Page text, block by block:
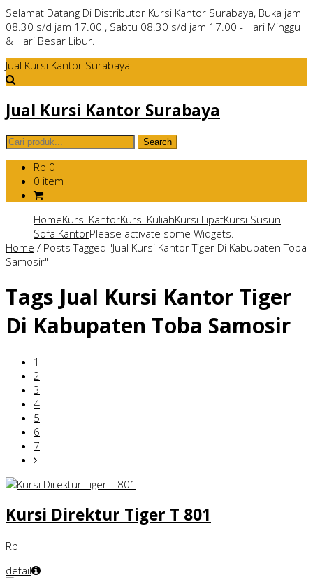
Selamat Datang Di Distributor Kursi Kantor Surabaya, Buka jam
08.30 s/d jam 17.00 , Sabtu 08.30 s/d jam 17.00 - Hari Minggu
& Hari Besar Libur.
Jual Kursi Kantor Surabaya
Jual Kursi Kantor Surabaya
Rp 0
0 item
HomeKursi KantorKursi KuliahKursi LipatKursi Susun
Sofa Kantor
Home / Posts Tagged "Jual Kursi Kantor Tiger Di Kabupaten Toba
Samosir"
Tags Jual Kursi Kantor Tiger
Di Kabupaten Toba Samosir
1
2
3
4
5
6
7
Kursi Direktur Tiger T 801
Rp
detail
Please activate some Widgets.